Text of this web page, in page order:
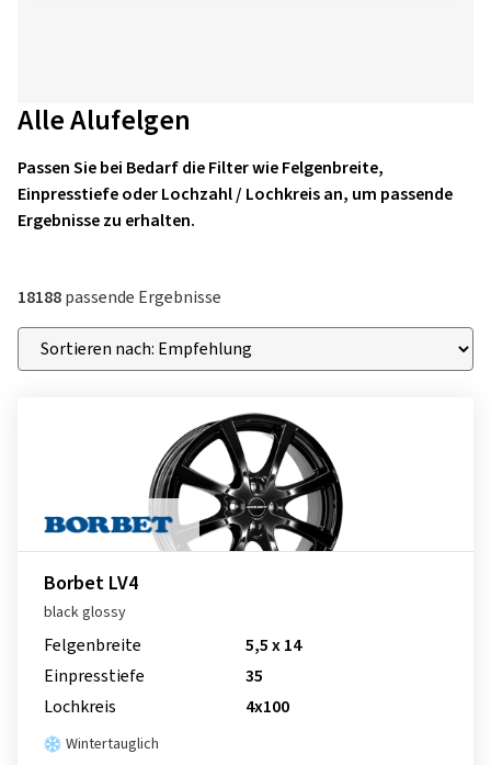
Alle Alufelgen
Passen Sie bei Bedarf die Filter wie Felgenbreite,
Einpresstiefe oder Lochzahl / Lochkreis an, um passende
Ergebnisse zu erhalten.
18188passende Ergebnisse
Borbet LV4
black glossy
Felgenbreite
5,5 x 14
Einpresstiefe
35
Lochkreis
4x100
Wintertauglich